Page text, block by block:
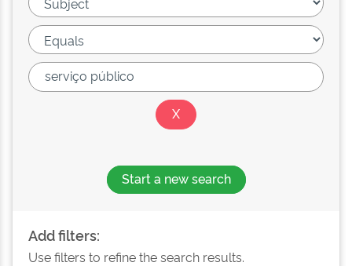
Start a new search
Add filters:
Use filters to refine the search results.